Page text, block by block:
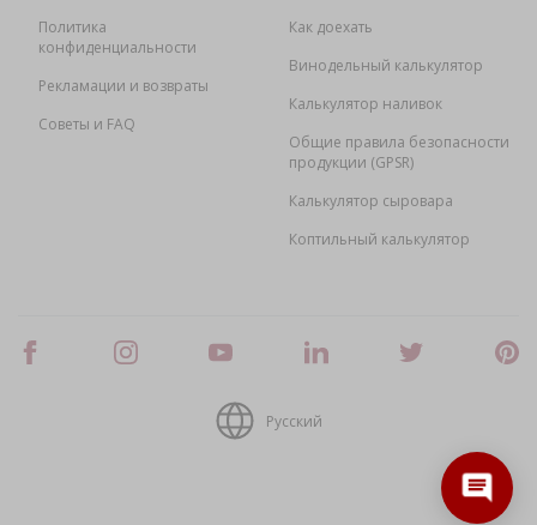
Политика
конфиденциальности
Рекламации и возвраты
Советы и FAQ
Как доехать
Винодельный калькулятор
Калькулятор наливок
Общие правила безопасности
продукции (GPSR)
Калькулятор сыровара
Коптильный калькулятор
Русский